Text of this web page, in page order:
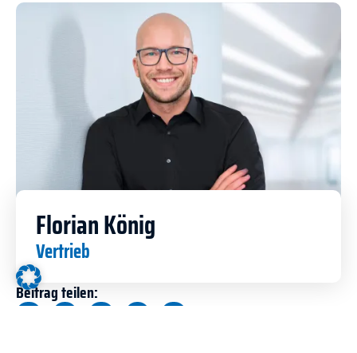
Florian König
Vertrieb
Beitrag teilen: